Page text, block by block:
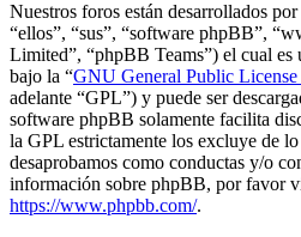
Nuestros foros están desarrollados
“ellos”, “sus”, “software phpBB”,
Limited”, “phpBB Teams”) el cual es
bajo la “GNU General Public
adelante “GPL”) y puede ser
software phpBB solamente facilita
la GPL estrictamente los excluye de
desaprobamos como conductas y/o
información sobre phpBB, por favor
https://www.phpbb.com/.